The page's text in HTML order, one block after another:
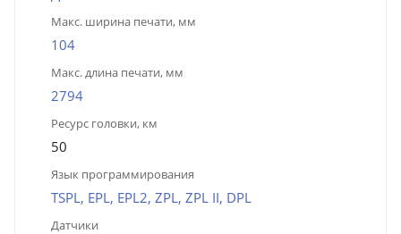
Макс. ширина печати, мм
104
Макс. длина печати, мм
2794
Ресурс головки, км
50
Язык программирования
TSPL, EPL, EPL2, ZPL, ZPL II, DPL
Датчики